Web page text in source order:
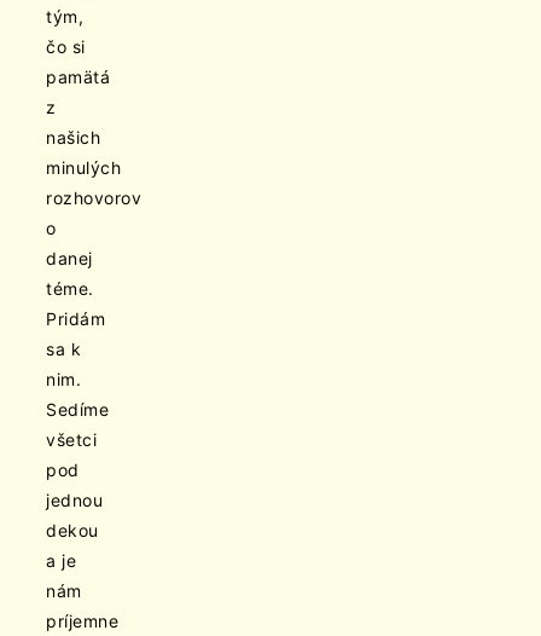
tým,
čo si
pamätá
z
našich
minulých
rozhovorov
o
danej
téme.
Pridám
sa k
nim.
Sedíme
všetci
pod
jednou
dekou
a je
nám
príjemne